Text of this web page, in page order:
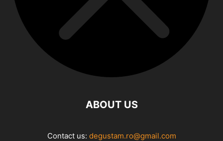
ABOUT US
Contact us: degustam.ro@gmail.com